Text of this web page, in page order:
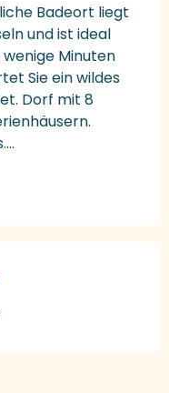
Badeort liegt
und ist ideal
Minuten
Sie ein wildes
Dorf mit 8